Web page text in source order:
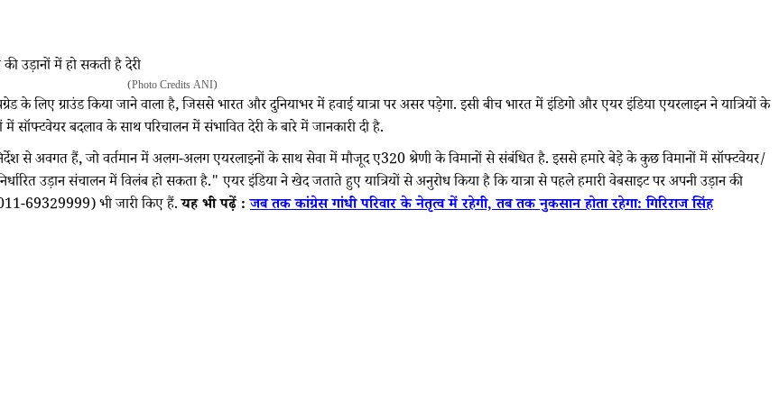
(Photo Credits ANI)
के लिए ग्राउंड किया जाने वाला है, जिससे भारत और दुनियाभर में हवाई यात्रा पर असर पड़ेगा. इसी बीच भारत में इंडिगो और एयर इंडिया एयरलाइन ने यात्रियों के
सॉफ्टवेयर बदलाव के साथ परिचालन में संभावित देरी के बारे में जानकारी दी है.
से अवगत हैं, जो वर्तमान में अलग-अलग एयरलाइनों के साथ सेवा में मौजूद ए320 श्रेणी के विमानों से संबंधित है. इससे हमारे बेड़े के कुछ विमानों में सॉफ्टवेयर/
उड़ान संचालन में विलंब हो सकता है." एयर इंडिया ने खेद जताते हुए यात्रियों से अनुरोध किया है कि यात्रा से पहले हमारी वेबसाइट पर अपनी उड़ान की
69329999) भी जारी किए हैं.यह भी पढ़ें :जब तक कांग्रेस गांधी परिवार के नेतृत्व में रहेगी, तब तक नुकसान होता रहेगा: गिरिराज सिंह